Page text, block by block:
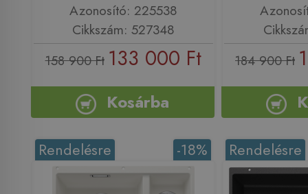
Azonosító: 225538
Cikkszám: 527348
158 900 Ft 133 000 Ft
Kosárba
184 900 Ft
-18%
Rendelésre Rendelésre